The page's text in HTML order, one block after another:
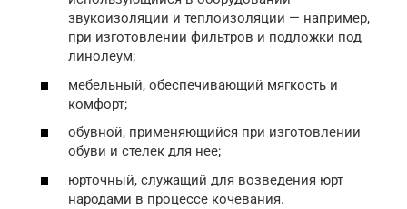
звукоизоляции и теплоизоляции — например,
при изготовлении фильтров и подложки под
линолеум;
мебельный, обеспечивающий мягкость и
комфорт;
обувной, применяющийся при изготовлении
обуви и стелек для нее;
юрточный, служащий для возведения юрт
народами в процессе кочевания.